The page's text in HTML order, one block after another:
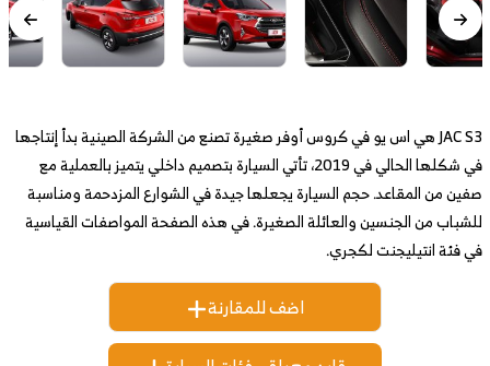
JAC S3 هي اس يو في كروس أوفر صغيرة تصنع من الشركة الصينية بدأ إنتاجها
في شكلها الحالي في 2019، تأتي السيارة بتصميم داخلي يتميز بالعملية مع
صفين من المقاعد. حجم السيارة يجعلها جيدة في الشوارع المزدحمة ومناسبة
للشباب من الجنسين والعائلة الصغيرة. في هذه الصفحة المواصفات القياسية
في فئة انتيليجنت لكجري.
اضف للمقارنة